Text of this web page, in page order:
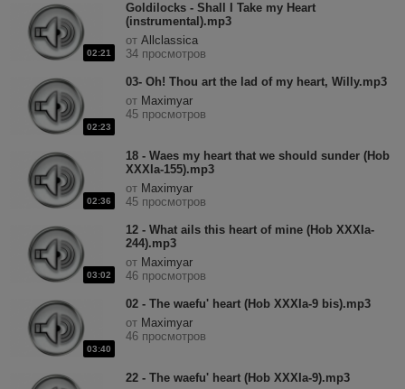
02:21
Goldilocks - Shall I Take my Heart
(instrumental).mp3
от Allclassica
34 просмотров
02:23
03- Oh! Thou art the lad of my heart, Willy.mp3
от Maximyar
45 просмотров
02:36
18 - Waes my heart that we should sunder (Hob
XXXIa-155).mp3
от Maximyar
45 просмотров
03:02
12 - What ails this heart of mine (Hob XXXIa-
244).mp3
от Maximyar
46 просмотров
03:40
02 - The waefu' heart (Hob XXXIa-9 bis).mp3
от Maximyar
46 просмотров
22 - The waefu' heart (Hob XXXIa-9).mp3